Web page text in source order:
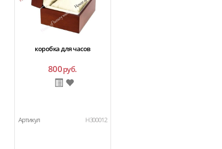
коробка для часов
800руб.
Артикул H300012